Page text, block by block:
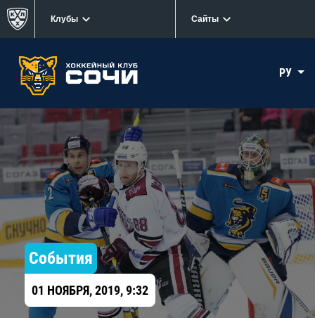
Клубы Сайты
РУ
События
01 НОЯБРЯ, 2019, 9:32